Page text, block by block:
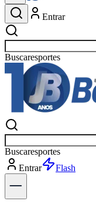
Entrar
Buscarpolítica
Buscarpolítica
Entrar
Explorar